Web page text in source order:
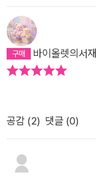
사이에 벌어진 사건
회구조에 좌우되는
가, 성별, 문화 등에서
을 살아가는 것은 다
에 맞서 소수자로서
작지만 의미 있는 목
낸시>의 이야기처럼
는 사회로 나아가는
간’이다. 그럼에도 낸
세 마리와 함께 살고
‘낸시’처럼 내 고양
다. 그러나 쥐와 고양
해 덩치도 크고 뭔가
일 수 있다. 하지만 어
어디선가 읽기로 고
덜 자란 덩치만 큰 아
준다고 여길 수 있습
시》에 흐르는 만화스
여린 이웃을 살피고
는 이웃을 아끼고 고
요. 힘없거나 고단하
요. 그렇지만 말이에
아는 마음을 키워 왔
바이올렛의서재
공감 (2) 댓글 (0)